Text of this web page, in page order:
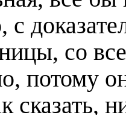
с
со
потому
сказать,